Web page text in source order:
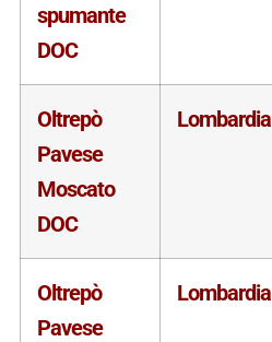
spumante
DOC
Oltrepò
Pavese
Moscato
DOC
Lombardia
Oltrepò
Pavese
Lombardia